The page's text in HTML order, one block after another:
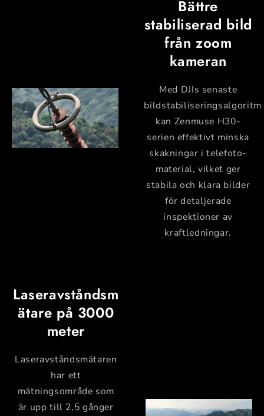
Bättre
stabiliserad bild
från zoom
kameran
Med DJIs senaste
bildstabiliseringsalgoritm
kan Zenmuse H30-
serien effektivt minska
skakningar i telefoto-
material, vilket ger
stabila och klara bilder
för detaljerade
inspektioner av
kraftledningar.
Laseravståndsm
ätare på 3000
meter
Laseravståndsmätaren
har ett
mätningsområde som
är upp till 2,5 gånger